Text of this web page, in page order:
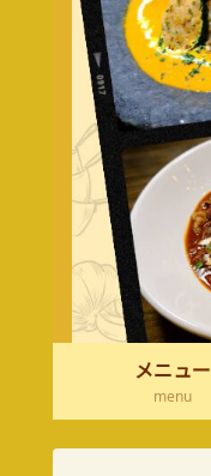
メニュー
menu